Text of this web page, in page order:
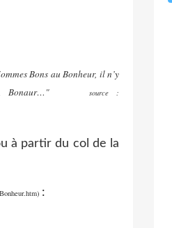
Bons au Bonheur, il n’y
Bonaur…"source :
à partir du col de la
: